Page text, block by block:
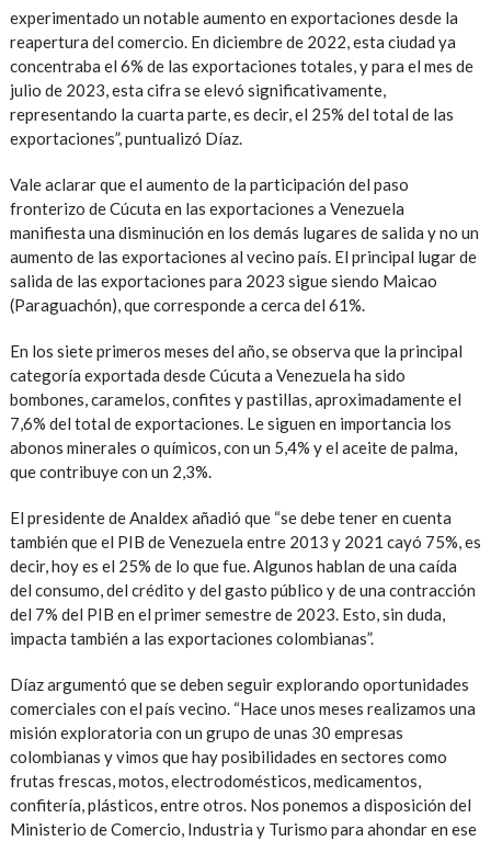
experimentado un notable aumento en exportaciones desde la
reapertura del comercio. En diciembre de 2022, esta ciudad ya
concentraba el 6% de las exportaciones totales, y para el mes de
julio de 2023, esta cifra se elevó significativamente,
representando la cuarta parte, es decir, el 25% del total de las
exportaciones”, puntualizó Díaz.
Vale aclarar que el aumento de la participación del paso
fronterizo de Cúcuta en las exportaciones a Venezuela
manifiesta una disminución en los demás lugares de salida y no un
aumento de las exportaciones al vecino país. El principal lugar de
salida de las exportaciones para 2023 sigue siendo Maicao
(Paraguachón), que corresponde a cerca del 61%.
En los siete primeros meses del año, se observa que la principal
categoría exportada desde Cúcuta a Venezuela ha sido
bombones, caramelos, confites y pastillas, aproximadamente el
7,6% del total de exportaciones. Le siguen en importancia los
abonos minerales o químicos, con un 5,4% y el aceite de palma,
que contribuye con un 2,3%.
El presidente de Analdex añadió que “se debe tener en cuenta
también que el PIB de Venezuela entre 2013 y 2021 cayó 75%, es
decir, hoy es el 25% de lo que fue. Algunos hablan de una caída
del consumo, del crédito y del gasto público y de una contracción
del 7% del PIB en el primer semestre de 2023. Esto, sin duda,
impacta también a las exportaciones colombianas”.
Díaz argumentó que se deben seguir explorando oportunidades
comerciales con el país vecino. “Hace unos meses realizamos una
misión exploratoria con un grupo de unas 30 empresas
colombianas y vimos que hay posibilidades en sectores como
frutas frescas, motos, electrodomésticos, medicamentos,
confitería, plásticos, entre otros. Nos ponemos a disposición del
Ministerio de Comercio, Industria y Turismo para ahondar en ese